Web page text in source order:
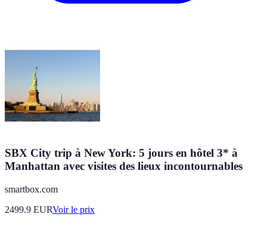
SBX City trip à New York: 5 jours en hôtel 3* à
Manhattan avec visites des lieux incontournables
smartbox.com
2499.9 EURVoir le prix